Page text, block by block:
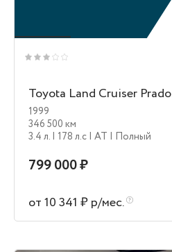
Toyota Land Cruiser Prado
1999
346 500 км
3.4 л. | 178 л.c | AT | Полный
799 000 ₽
от 10 341 ₽ р/мес.